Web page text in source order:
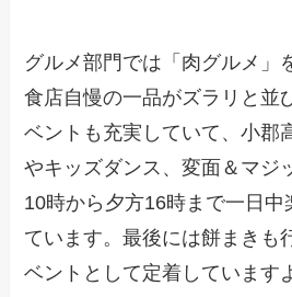
グルメ部門では「肉グルメ」
食店自慢の一品がズラリと並
ベントも充実していて、小郡
やキッズダンス、変面＆マジ
10時から夕方16時まで一日中
ています。最後には餅まきも
ベントとして定着しています